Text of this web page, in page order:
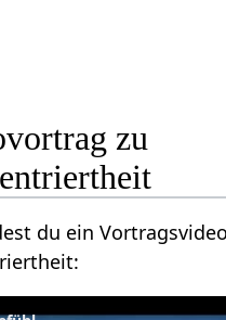
zu
du ein
Konzentriertheit‏‎: